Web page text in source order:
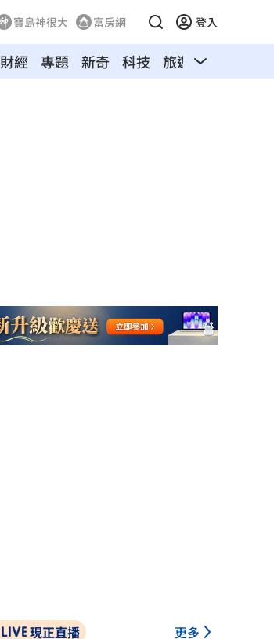
寶島神很大 富房網 登入
財經 專題 新奇 科技 旅遊 汽車
現正直播 更多